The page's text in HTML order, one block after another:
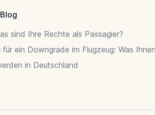
sind Ihre Rechte als Passagier?
für ein Downgrade im Flugzeug: Was
in Deutschland